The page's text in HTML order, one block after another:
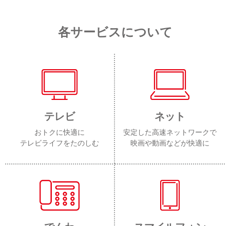
各サービスについて
テレビ
おトクに快適に
テレビライフをたのしむ
ネット
安定した高速ネットワークで
映画や動画などが快適に